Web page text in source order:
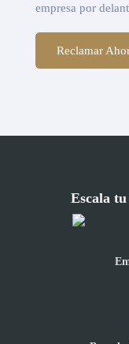
empresa por
Reclamar
Escala